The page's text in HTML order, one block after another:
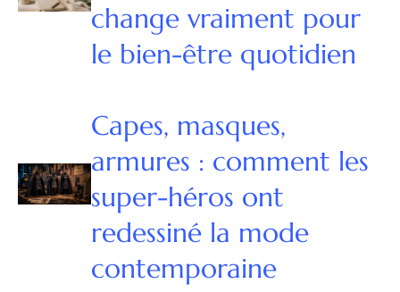
change vraiment pour
le bien-être quotidien
Capes, masques,
armures : comment les
super-héros ont
redessiné la mode
contemporaine